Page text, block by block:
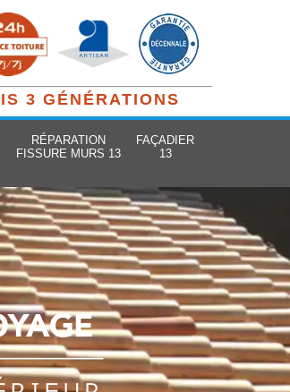
3 GÉNÉRATIONS
RÉPARATION
FISSURE MURS 13
FAÇADIER
13